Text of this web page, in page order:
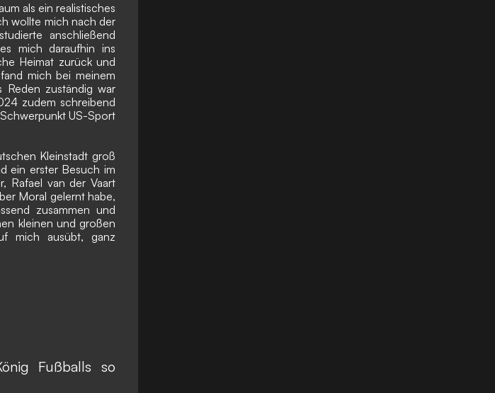
als ein realistisches
wollte mich nach der
anschließend
mich daraufhin ins
Heimat zurück und
mich bei meinem
Reden zuständig war
zudem schreibend
US-Sport
Kleinstadt groß
ein erster Besuch im
Rafael van der Vaart
Moral gelernt habe,
zusammen und
kleinen und großen
mich ausübt, ganz
Fußballs so